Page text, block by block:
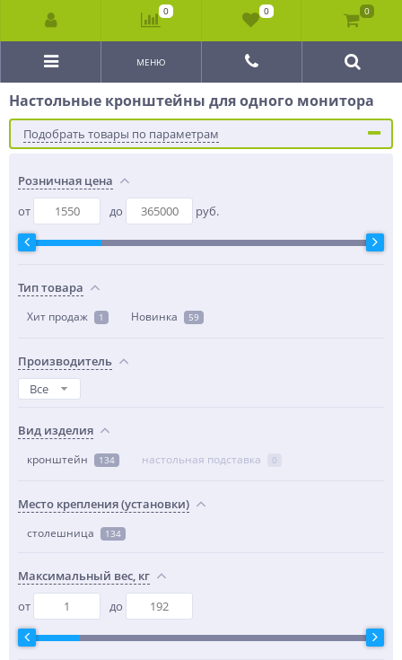
МЕНЮ
Настольные кронштейны для одного монитора
Подобрать товары по параметрам
Розничная цена
от
до руб.
Тип товара
Хит продаж 1 Новинка 59
Производитель
Все
Вид изделия
кронштейн 134 настольная подставка 0
Место крепления (установки)
столешница 134
Максимальный вес, кг
от
до
0 0 0